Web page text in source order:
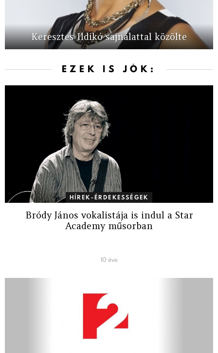
Keresztes Ildikó sajnálattal közölte
EZEK IS JÓK:
HÍREK-ÉRDEKESSÉGEK
Bródy János vokalistája is indul a Star
Academy műsorban
10 éve